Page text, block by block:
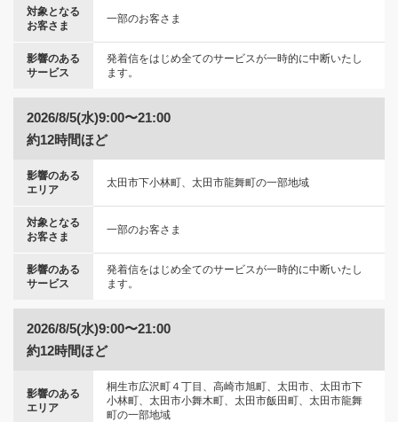
対象となる
お客さま
一部のお客さま
影響のある
サービス
発着信をはじめ全てのサービスが一時的に中断いたし
ます。
2026/8/5(水)9:00〜21:00
約12時間ほど
影響のある
エリア
太田市下小林町、太田市龍舞町の一部地域
対象となる
お客さま
一部のお客さま
影響のある
サービス
発着信をはじめ全てのサービスが一時的に中断いたし
ます。
2026/8/5(水)9:00〜21:00
約12時間ほど
影響のある
エリア
桐生市広沢町４丁目、高崎市旭町、太田市、太田市下
小林町、太田市小舞木町、太田市飯田町、太田市龍舞
町の一部地域